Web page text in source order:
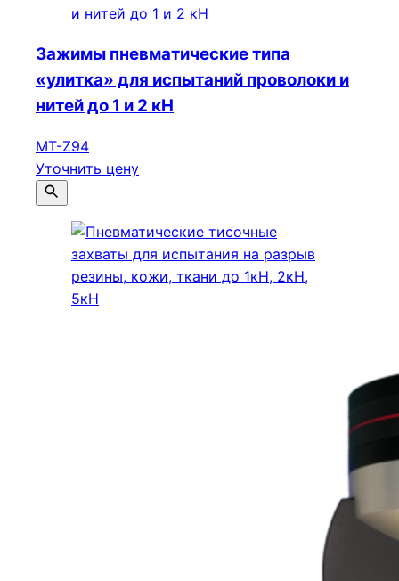
Зажимы пневматические типа
«улитка» для испытаний проволоки и
нитей до 1 и 2 кН
МТ-Z94
Уточнить цену